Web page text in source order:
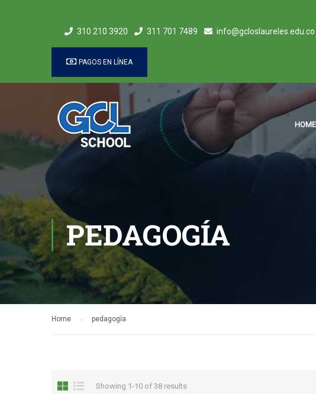
310 210 3920 311 701 7489 info@gcloslaureles.edu.co
PAGOS EN LÍNEA
HOME
PEDAGOGÍA
Home pedagogía
Showing 1-10 of 38 results